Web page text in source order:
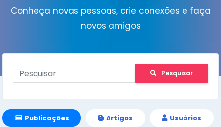
Conheça novas pessoas, crie conexões e faça
novos amigos
Pesquisar
Publicações Artigos Usuários